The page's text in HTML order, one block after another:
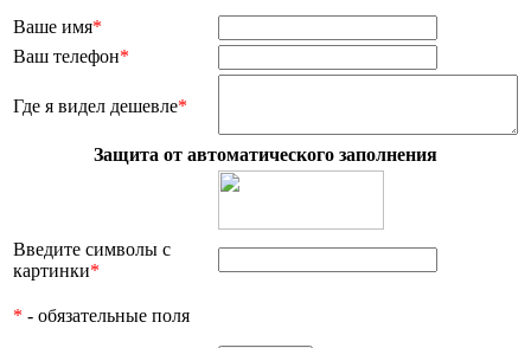
Ваше имя*
Ваш телефон*
Где я видел дешевле*
Защита от автоматического заполнения
Введите символы с
картинки*
* - обязательные поля